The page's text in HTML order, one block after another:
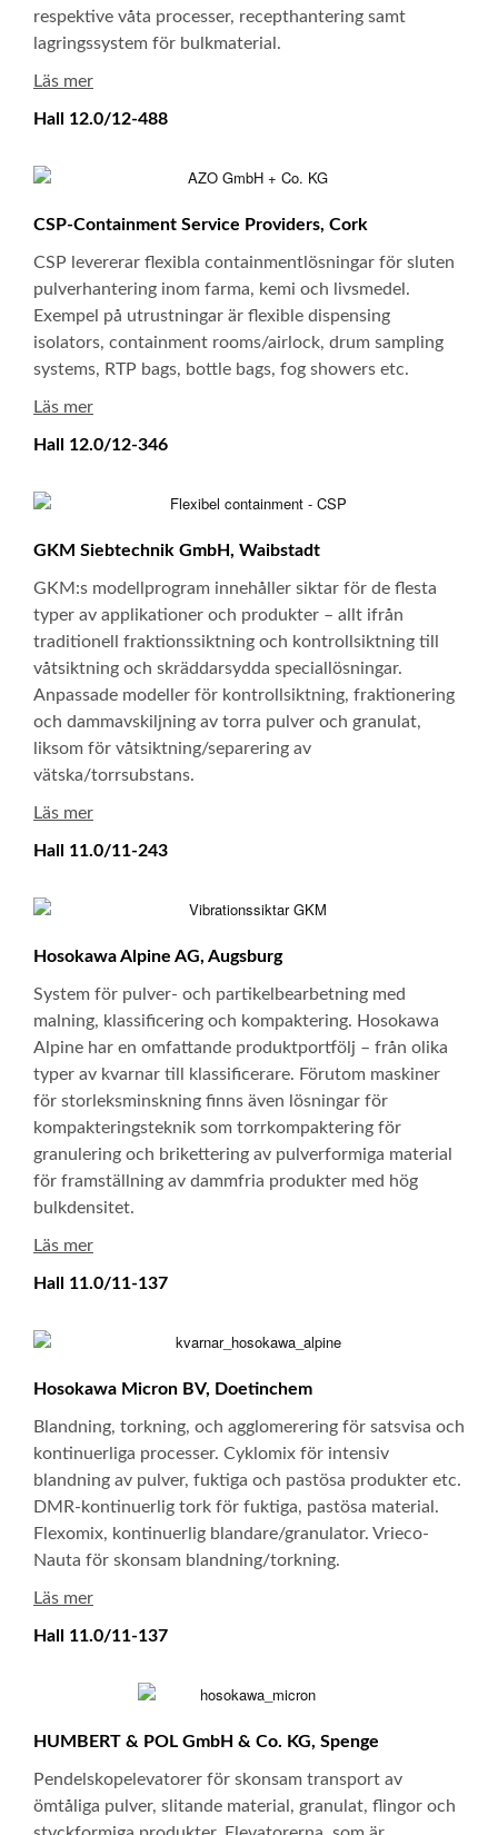
respektive våta processer, recepthantering samt
lagringssystem för bulkmaterial.
Läs mer
Hall 12.0/12-488
CSP-Containment Service Providers, Cork
CSP levererar flexibla containmentlösningar för sluten
pulverhantering inom farma, kemi och livsmedel.
Exempel på utrustningar är flexible dispensing
isolators, containment rooms/airlock, drum sampling
systems, RTP bags, bottle bags, fog showers etc.
Läs mer
Hall 12.0/12-346
GKM Siebtechnik GmbH, Waibstadt
GKM:s modellprogram innehåller siktar för de flesta
typer av applikationer och produkter – allt ifrån
traditionell fraktionssiktning och kontrollsiktning till
våtsiktning och skräddarsydda speciallösningar.
Anpassade modeller för kontrollsiktning, fraktionering
och dammavskiljning av torra pulver och granulat,
liksom för våtsiktning/separering av
vätska/torrsubstans.
Läs mer
Hall 11.0/11-243
Hosokawa Alpine AG, Augsburg
System för pulver- och partikelbearbetning med
malning, klassificering och kompaktering. Hosokawa
Alpine har en omfattande produktportfölj – från olika
typer av kvarnar till klassificerare. Förutom maskiner
för storleksminskning finns även lösningar för
kompakteringsteknik som torrkompaktering för
granulering och brikettering av pulverformiga material
för framställning av dammfria produkter med hög
bulkdensitet.
Läs mer
Hall 11.0/11-137
Hosokawa Micron BV, Doetinchem
Blandning, torkning, och agglomerering för satsvisa och
kontinuerliga processer. Cyklomix för intensiv
blandning av pulver, fuktiga och pastösa produkter etc.
DMR-kontinuerlig tork för fuktiga, pastösa material.
Flexomix, kontinuerlig blandare/granulator. Vrieco-
Nauta för skonsam blandning/torkning.
Läs mer
Hall 11.0/11-137
HUMBERT & POL GmbH & Co. KG, Spenge
Pendelskopelevatorer för skonsam transport av
ömtåliga pulver, slitande material, granulat, flingor och